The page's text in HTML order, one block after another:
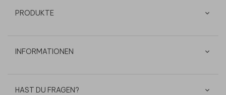
PRODUKTE
INFORMATIONEN
HAST DU FRAGEN?